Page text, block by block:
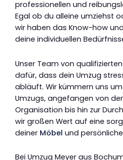
professionellen und
Egal ob du alleine umziehst
wir haben das Know-how
deine individuellen
Unser Team von
dafür, dass dein Umzug
abläuft. Wir kümmern uns
Umzugs, angefangen von
Organisation bis hin zur
wir großen Wert auf eine
deiner Möbel und
Bei Umzug Meyer aus